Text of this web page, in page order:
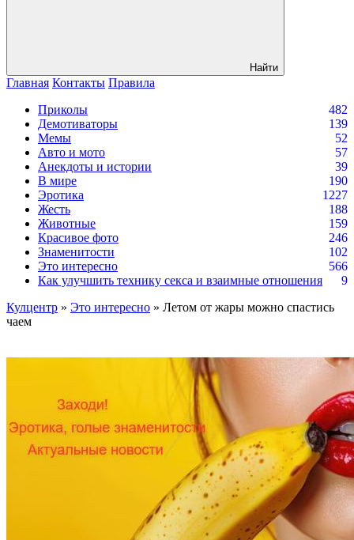
Найти
Главная Контакты Правила
Приколы
482
Демотиваторы
139
Мемы
52
Авто и мото
57
Анекдоты и истории
39
В мире
190
Эротика
1227
Жесть
188
Животные
159
Красивое фото
246
Знаменитости
102
Это интересно
566
Как улучшить технику секса и взаимные отношения
9
Кулцентр » Это интересно » Летом от жары можно спастись
чаем